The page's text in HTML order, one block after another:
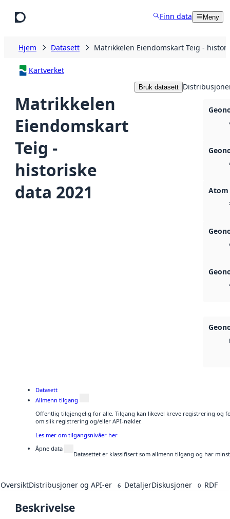
Finn data Meny
Hjem Datasett Matrikkelen Eiendomskart Teig -
Kartverket
Matrikkelen
Eiendomskart
Teig -
historiske
data 2021
Bruk datasett
Atom
Datasett
Allmenn tilgang
Offentlig tilgjengelig for alle. Tilgang kan likevel kreve registrering og
om slik registrering og/eller API-nøkler.
Les mer om tilgangsnivåer her
Åpne data
Datasettet er klassifisert som allmenn tilgang og har
OversiktDistribusjoner og API-er 6 DetaljerDiskusjoner 0 RDF
Beskrivelse